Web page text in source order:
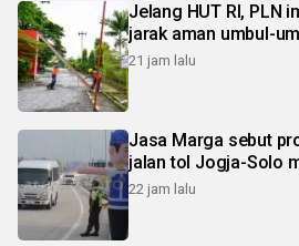
Jelang HUT RI, PLN
jarak aman umbul-
21 jam lalu
Jasa Marga sebut
jalan tol Jogja-Solo
22 jam lalu